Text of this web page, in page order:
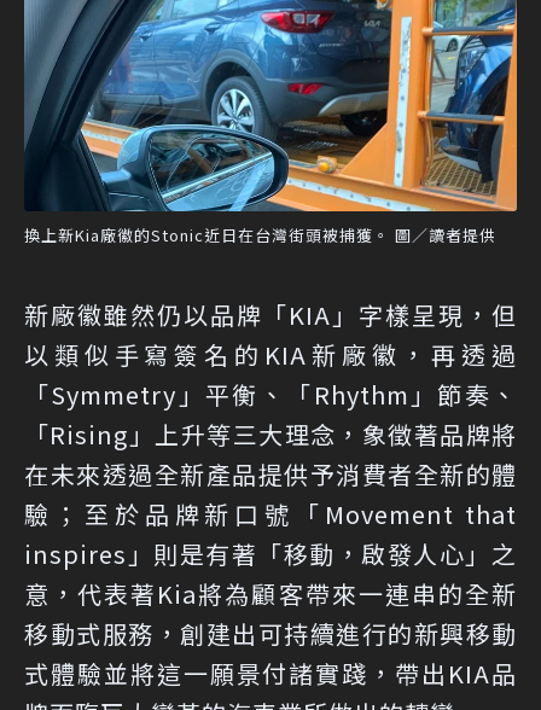
換上新Kia廠徽的Stonic近日在台灣街頭被捕獲。 圖／讀者提供
新廠徽雖然仍以品牌「KIA」字樣呈現，但
以類似手寫簽名的KIA新廠徽，再透過
「Symmetry」平衡、「Rhythm」節奏、
「Rising」上升等三大理念，象徵著品牌將
在未來透過全新產品提供予消費者全新的體
驗；至於品牌新口號「Movement that
inspires」則是有著「移動，啟發人心」之
意，代表著Kia將為顧客帶來一連串的全新
移動式服務，創建出可持續進行的新興移動
式體驗並將這一願景付諸實踐，帶出KIA品